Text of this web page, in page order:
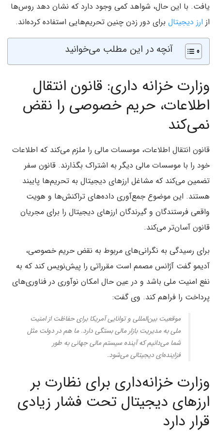
یافت. با این حال، شواهد کمی وجود دارد که نشان دهد روس‌ها
از ارز دیجیتال برای دور زدن چنین تحریم‌هایی استفاده کرده‌اند.
آنچه در این مطلب می‌خوانید
وزارت خزانه داری: قانون انتقال
اطلاعات، حریم خصوصی را نقض
نمی‌کند
قانون انتقال اطلاعات، موسسات مالی را ملزم می‌کند که اطلاعات
خود را با موسسات مالی دیگر به اشتراک بگذارند. قانون سفر
تضمین می‌کند که مشاغل ارزهای دیجیتال به تحریم‌ها پایبند
هستند. این موضوع جمع‌آوری داده‌های تراکنش‌ها و هویت
واقعی فرستندگان و گیرندگان ارزهای دیجیتال را برای مجریان
قانون آسان‌تر می‌کند.
برای رسیدگی به نگرانی‌های مربوط به نقض حریم خصوصی،
آدیمو گفت آژانس مصمم است مقرراتی را پیش‌نویس کند که به
نفع امنیت ملی باشد و در عین حال امکان نوآوری در فناوری‌های
پرداخت را فراهم کند. وی گفت:
موقعیت بین‌المللی و توانایی آمریکا برای حفاظت از امنیت
ملی به مدیریت بازار مالی‌ بستگی دارد. ما هم در دولت مثل
شما می‌دانیم که آینده سیستم مالی جهانی به طور
فزاینده‌ای دیجیتالی می‌شود.
وزارت خزانه‌داری برای نظارت بر
ارزهای دیجیتال تحت فشار زیادی
قرار دارد